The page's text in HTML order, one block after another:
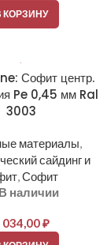
КОРЗИНУ
Софит центр.
Pe 0,45 мм Ral
3003
материалы,
сайдинг и
,Софит
В наличии
034,00₽